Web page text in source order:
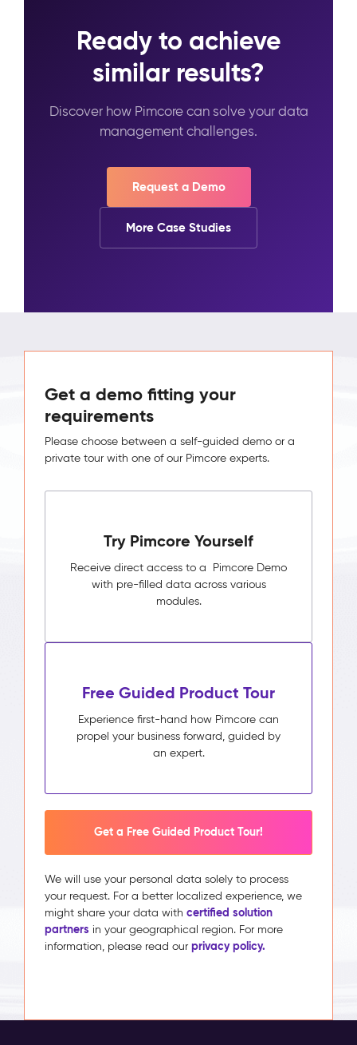
Ready to achieve
similar results?
Discover how Pimcore can solve your data
management challenges.
Request a Demo
More Case Studies
Get a demo fitting your
requirements
Please choose between a self-guided demo or a
private tour with one of our Pimcore experts.
Try Pimcore Yourself
Receive direct access to a Pimcore Demo
with pre-filled data across various
modules.
Free Guided Product Tour
Experience first-hand how Pimcore can
propel your business forward, guided by
an expert.
Get a Free Guided Product Tour!
We will use your personal data solely to process
your request. For a better localized experience, we
might share your data with certified solution
partners in your geographical region. For more
information, please read our privacy policy.